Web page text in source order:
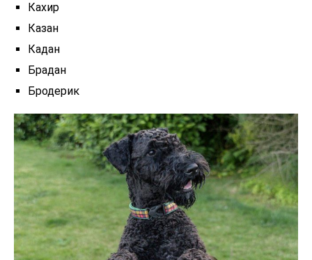
Кахир
Казан
Кадан
Брадан
Бродерик